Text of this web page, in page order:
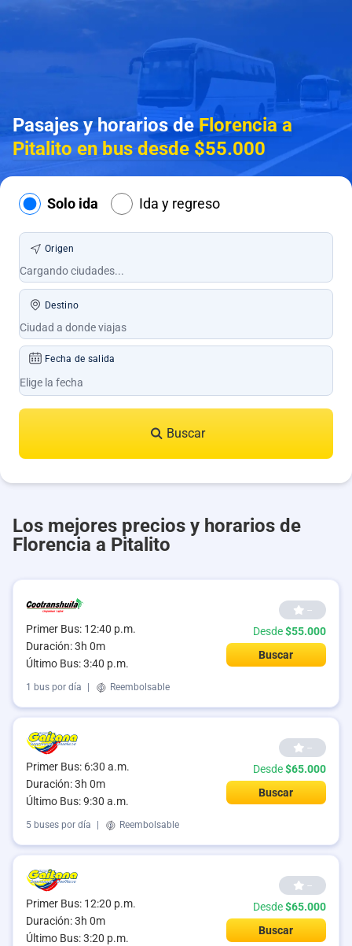
Pasajes y horarios deFlorencia a
Pitalito en bus desde $55.000
Solo ida Ida y regreso
Origen
Destino
Fecha de salida
Buscar
Los mejores precios y horarios de
Florencia a Pitalito
Primer Bus: 12:40 p.m.
Duración: 3h 0m
Último Bus: 3:40 p.m.
--
Desde$55.000
Buscar
1 bus por día Reembolsable
Primer Bus: 6:30 a.m.
Duración: 3h 0m
Último Bus: 9:30 a.m.
--
Desde$65.000
Buscar
5 buses por día | Reembolsable
Primer Bus: 12:20 p.m.
Duración: 3h 0m
Último Bus: 3:20 p.m.
--
Desde$65.000
Buscar